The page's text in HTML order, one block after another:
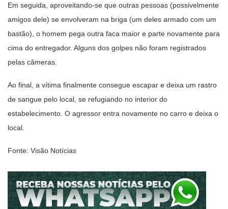
Em seguida, aproveitando-se que outras pessoas (possivelmente
amigos dele) se envolveram na briga (um deles armado com um
bastão), o homem pega outra faca maior e parte novamente para
cima do entregador. Alguns dos golpes não foram registrados
pelas câmeras.
Ao final, a vítima finalmente consegue escapar e deixa um rastro
de sangue pelo local, se refugiando no interior do
estabelecimento. O agressor entra novamente no carro e deixa o
local.
Fonte: Visão Notícias